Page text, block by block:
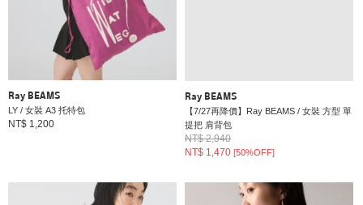
Ray BEAMS
LY / 女裝 A3 托特包
NT$ 1,200
Ray BEAMS
【7/27再降價】Ray BEAMS / 女裝 方型 單
提把 肩背包
NT$ 2,940
NT$ 1,470[50%OFF]